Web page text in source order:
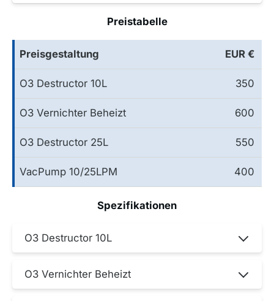
Preistabelle
Preisgestaltung EUR €
O3 Destructor 10L 350
O3 Vernichter Beheizt 600
O3 Destructor 25L 550
VacPump 10/25LPM 400
Spezifikationen
O3 Destructor 10L
O3 Vernichter Beheizt